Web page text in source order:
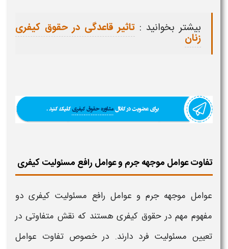
بیشتر بخوانید : تاثیر قاعدگی در حقوق کیفری
زنان
تفاوت عوامل موجهه جرم و عوامل رافع مسئولیت کیفری
عوامل موجهه جرم و عوامل رافع مسئولیت کیفری دو
مفهوم مهم در حقوق کیفری هستند که نقش متفاوتی در
تعیین مسئولیت فرد دارند. در خصوص تفاوت عوامل